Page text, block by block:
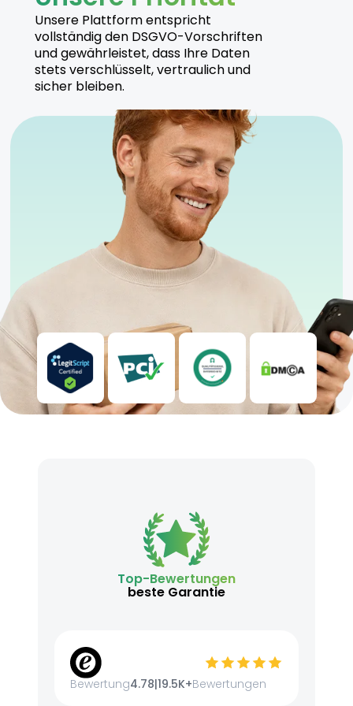
Hersteller
ADREX produziert Arequipe Kush unter hohen
Qualitätsstandards und sichert durch nachhaltige
Anbaumethoden eine konstante Produktqualität.
Sicherheitshinweise
Kühl und trocken lagern
Nur für erfahrene Anwender geeignet
Anwendung unter ärztlicher Aufsicht empfohlen
Unsere Plattform entspricht
vollständig den DSGVO-Vorschriften
und gewährleistet, dass Ihre Daten
stets verschlüsselt, vertraulich und
sicher bleiben.
Top-Bewertungen
beste Garantie
Bewertung4.78|19.5K+Bewertungen